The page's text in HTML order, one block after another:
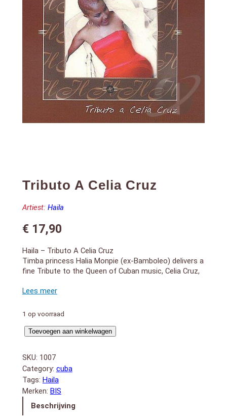
Tributo A Celia Cruz
Artiest: Haila
€17,90
Haila – Tributo A Celia Cruz
Timba princess Halia Monpie (ex-Bamboleo) delivers a
fine Tribute to the Queen of Cuban music, Celia Cruz,
guest musicians on this CD includes Lazaro Ros,
Mayito Rivera, Paulito FG, Alexander Abreu and
1. Bemba Colorá (4:18)
3. Santa Bárbara (4:24)
4. El Yerbero Moderno (4:04)
5. Me Voy Contigo (con Mayito Rivera) (4:32)
6. La Rosa (4:11)
7. Usted Abusó (4:43)
8. Quimbara (3:20)
9. Ya No Puede Ser (4:46)
1 op voorraad
Tributo
Celia
Cruz
aantal
Toevoegen aan winkelwagen
SKU: 1007
Category: cuba
Tags: Haila
Merken: BIS
Beschrijving